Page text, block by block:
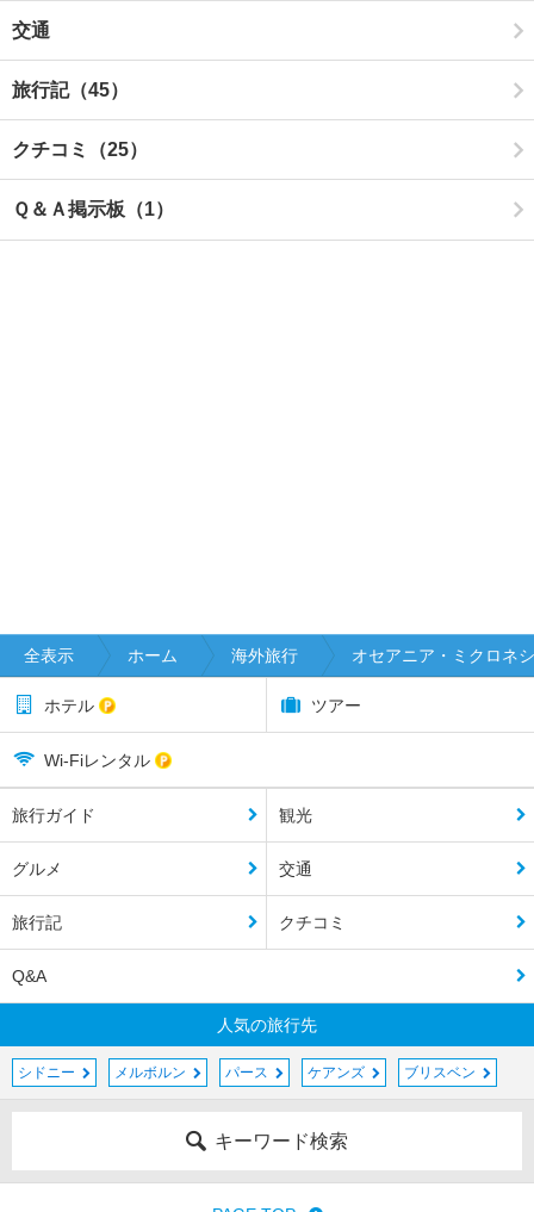
交通
旅行記（45）
クチコミ（25）
Ｑ＆Ａ掲示板（1）
全表示 ホーム 海外旅行 オセアニア・ミクロネ
ホテル ツアー
Wi-Fiレンタル
旅行ガイド 観光
グルメ 交通
旅行記 クチコミ
Q&A
人気の旅行先
シドニー メルボルン パース ケアンズ ブリスベン
キーワード検索